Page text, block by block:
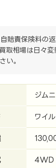
賠責保険料の
取相場は日々
い。
ジム
ワイ
4WD